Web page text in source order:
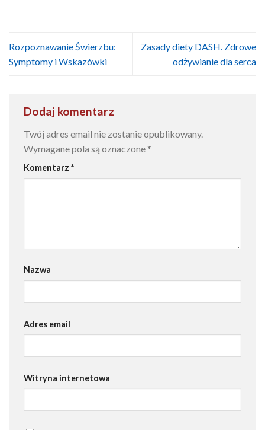
Rozpoznawanie Świerzbu:
Symptomy i Wskazówki
Zasady diety DASH. Zdrowe
odżywianie dla serca
Dodaj komentarz
Twój adres email nie zostanie opublikowany.
Wymagane pola są oznaczone *
Komentarz *
Nazwa
Adres email
Witryna internetowa